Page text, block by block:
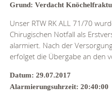
Grund: Verdacht
Unser RTW RK ALL 71/70
Chirugischen Notfall als
alarmiert. Nach der
erfolget die Übergabe an den
Datum: 29.07.2017
Alarmierungsuhrzeit: 20:40:00